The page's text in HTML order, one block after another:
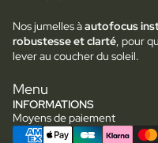
Nos jumelles àautofocus
robustesse et clarté , pour
lever au coucher du soleil.
Menu
INFORMATIONS
Moyens de paiement